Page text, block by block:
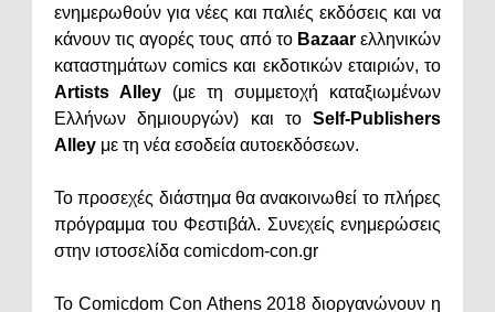
ενημερωθούν για νέες και παλιές εκδόσεις και να
κάνουν τις αγορές τους από το Bazaarελληνικών
καταστημάτων comics και εκδοτικών εταιριών, το
Artists Alley (με τη συμμετοχή καταξιωμένων
Ελλήνων δημιουργών) και το Self-Publishers
Alley με τη νέα εσοδεία αυτοεκδόσεων.
Το προσεχές διάστημα θα ανακοινωθεί το πλήρες
πρόγραμμα του Φεστιβάλ. Συνεχείς ενημερώσεις
στην ιστοσελίδα comicdom-con.gr
Το Comicdom Con Athens 2018 διοργανώνουν η